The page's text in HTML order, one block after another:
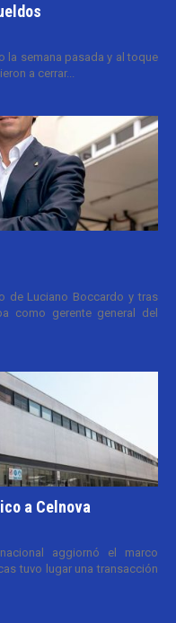
la semana pasada y al toque
a cerrar...
de Luciano Boccardo y tras
como gerente general del
a Celnova
aggiornó el marco
tuvo lugar una transacción